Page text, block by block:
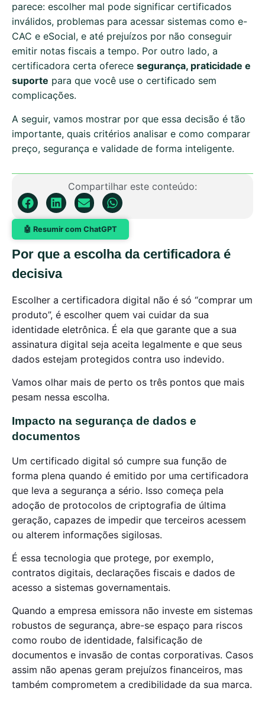
parece: escolher mal pode significar certificados
inválidos, problemas para acessar sistemas como e-
CAC e eSocial, e até prejuízos por não conseguir
emitir notas fiscais a tempo. Por outro lado, a
certificadora certa oferece segurança, praticidade e
suporte para que você use o certificado sem
complicações.
A seguir, vamos mostrar por que essa decisão é tão
importante, quais critérios analisar e como comparar
preço, segurança e validade de forma inteligente.
Compartilhar este conteúdo:
🤖 Resumir com ChatGPT
Por que a escolha da certificadora é
decisiva
Escolher a certificadora digital não é só “comprar um
produto”, é escolher quem vai cuidar da sua
identidade eletrônica. É ela que garante que a sua
assinatura digital seja aceita legalmente e que seus
dados estejam protegidos contra uso indevido.
Vamos olhar mais de perto os três pontos que mais
pesam nessa escolha.
Impacto na segurança de dados e
documentos
Um certificado digital só cumpre sua função de
forma plena quando é emitido por uma certificadora
que leva a segurança a sério. Isso começa pela
adoção de protocolos de criptografia de última
geração, capazes de impedir que terceiros acessem
ou alterem informações sigilosas.
É essa tecnologia que protege, por exemplo,
contratos digitais, declarações fiscais e dados de
acesso a sistemas governamentais.
Quando a empresa emissora não investe em sistemas
robustos de segurança, abre-se espaço para riscos
como roubo de identidade, falsificação de
documentos e invasão de contas corporativas. Casos
assim não apenas geram prejuízos financeiros, mas
também comprometem a credibilidade da sua marca.